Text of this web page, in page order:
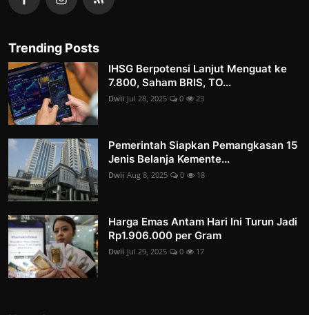
Trending Posts
IHSG Berpotensi Lanjut Menguat ke
7.800, Saham BRIS, TO...
Dwii Jul 28, 2025 0 23
Pemerintah Siapkan Pemangkasan 15
Jenis Belanja Kemente...
Dwii Aug 8, 2025 0 18
Harga Emas Antam Hari Ini Turun Jadi
Rp1.906.000 per Gram
Dwii Jul 29, 2025 0 17